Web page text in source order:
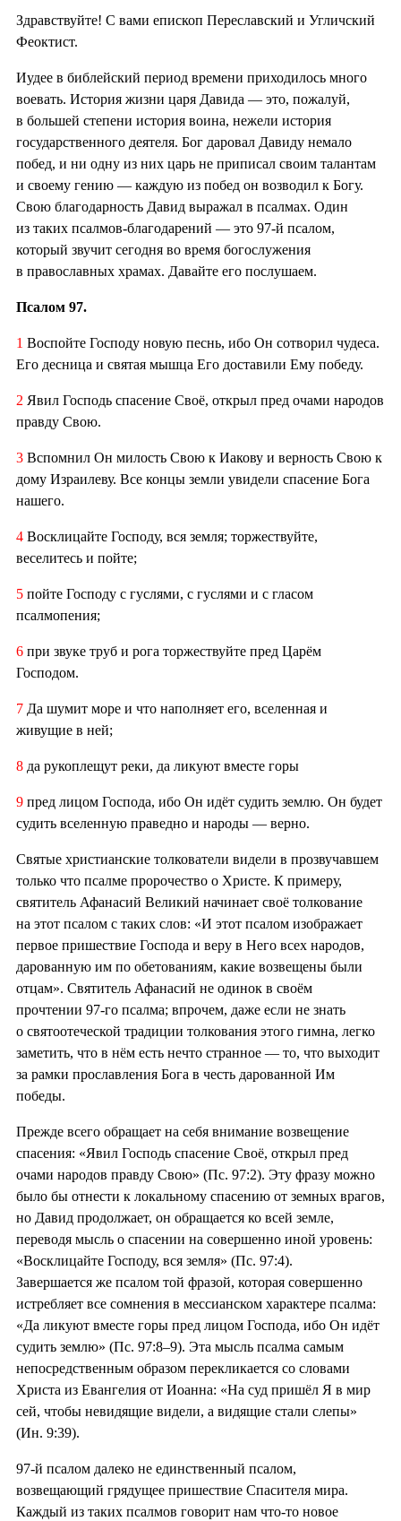
Здравствуйте! С вами епископ Переславский и Угличский
Феоктист.
Иудее в библейский период времени приходилось много
воевать. История жизни царя Давида — это, пожалуй,
в большей степени история воина, нежели история
государственного деятеля. Бог даровал Давиду немало
побед, и ни одну из них царь не приписал своим талантам
и своему гению — каждую из побед он возводил к Богу.
Свою благодарность Давид выражал в псалмах. Один
из таких псалмов-благодарений — это 97-й псалом,
который звучит сегодня во время богослужения
в православных храмах. Давайте его послушаем.
Псалом 97.
1 Воспойте Господу новую песнь, ибо Он сотворил чудеса.
Его десница и святая мышца Его доставили Ему победу.
2 Явил Господь спасение Своё, открыл пред очами народов
правду Свою.
3 Вспомнил Он милость Свою к Иакову и верность Свою к
дому Израилеву. Все концы земли увидели спасение Бога
нашего.
4 Восклицайте Господу, вся земля; торжествуйте,
веселитесь и пойте;
5 пойте Господу с гуслями, с гуслями и с гласом
псалмопения;
6 при звуке труб и рога торжествуйте пред Царём
Господом.
7 Да шумит море и что наполняет его, вселенная и
живущие в ней;
8 да рукоплещут реки, да ликуют вместе горы
9 пред лицом Господа, ибо Он идёт судить землю. Он будет
судить вселенную праведно и народы — верно.
Святые христианские толкователи видели в прозвучавшем
только что псалме пророчество о Христе. К примеру,
святитель Афанасий Великий начинает своё толкование
на этот псалом с таких слов: «И этот псалом изображает
первое пришествие Господа и веру в Него всех народов,
дарованную им по обетованиям, какие возвещены были
отцам». Святитель Афанасий не одинок в своём
прочтении 97-го псалма; впрочем, даже если не знать
о святоотеческой традиции толкования этого гимна, легко
заметить, что в нём есть нечто странное — то, что выходит
за рамки прославления Бога в честь дарованной Им
победы.
Прежде всего обращает на себя внимание возвещение
спасения: «Явил Господь спасение Своё, открыл пред
очами народов правду Свою» (Пс. 97:2). Эту фразу можно
было бы отнести к локальному спасению от земных врагов,
но Давид продолжает, он обращается ко всей земле,
переводя мысль о спасении на совершенно иной уровень:
«Восклицайте Господу, вся земля» (Пс. 97:4).
Завершается же псалом той фразой, которая совершенно
истребляет все сомнения в мессианском характере псалма:
«Да ликуют вместе горы пред лицом Господа, ибо Он идёт
судить землю» (Пс. 97:8–9). Эта мысль псалма самым
непосредственным образом перекликается со словами
Христа из Евангелия от Иоанна: «На суд пришёл Я в мир
сей, чтобы невидящие видели, а видящие стали слепы»
(Ин. 9:39).
97-й псалом далеко не единственный псалом,
возвещающий грядущее пришествие Спасителя мира.
Каждый из таких псалмов говорит нам что-то новое